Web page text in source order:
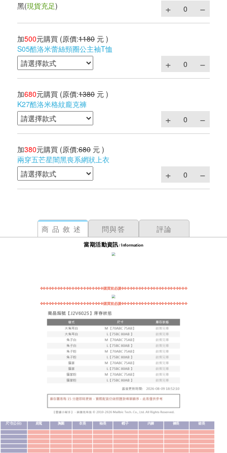
黑(現貨充足)
加500元購買 (原價:1180 元 )
S05酷洛米蕾絲頸圈公主袖T恤
加680元購買 (原價:1380 元 )
K27酷洛米格紋龐克褲
加380元購買 (原價:680 元 )
兩穿五芒星闇黑喪系網狀上衣
商品敘述 問與答 評論